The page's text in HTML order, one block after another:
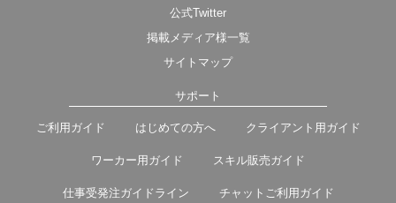
公式Twitter
掲載メディア様一覧
サイトマップ
サポート
ご利用ガイド はじめての方へ クライアント用ガイド
ワーカー用ガイド スキル販売ガイド
仕事受発注ガイドライン チャットご利用ガイド